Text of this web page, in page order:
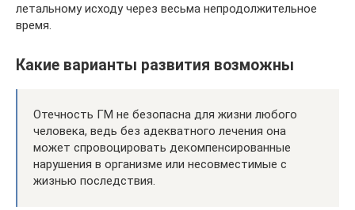
летальному исходу через весьма непродолжительное
время.
Какие варианты развития возможны
Отечность ГМ не безопасна для жизни любого
человека, ведь без адекватного лечения она
может спровоцировать декомпенсированные
нарушения в организме или несовместимые с
жизнью последствия.